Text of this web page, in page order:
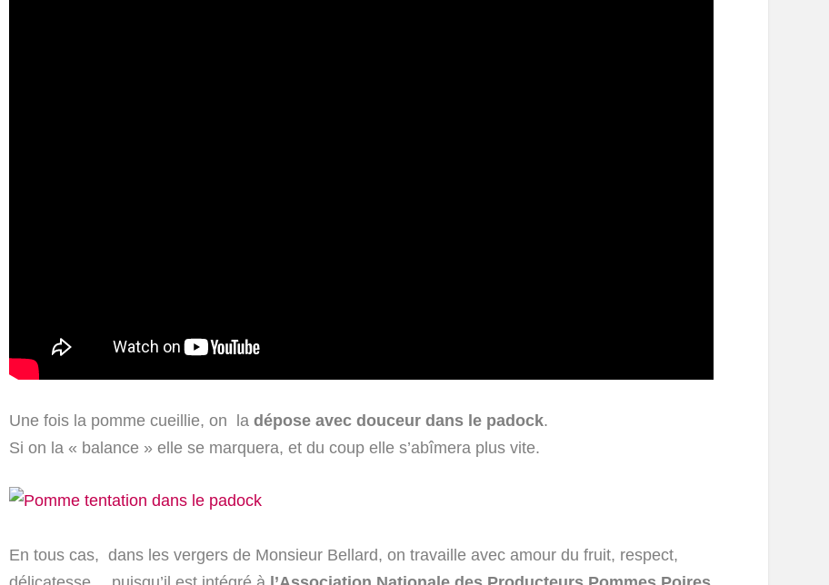
Une fois la pomme cueillie, on la dépose avec douceur dans le padock.
Si on la « balance » elle se marquera, et du coup elle s’abîmera plus vite.
En tous cas, dans les vergers de Monsieur Bellard, on travaille avec amour du fruit, respect,